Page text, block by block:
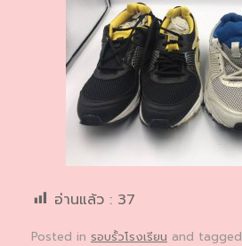
อ่านแล้ว : 37
Posted in รอบรั้วโรงเรียน and tagged